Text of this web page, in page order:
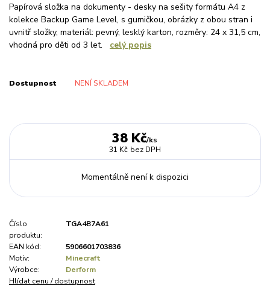
Papírová složka na dokumenty - desky na sešity formátu A4 z
kolekce Backup Game Level, s gumičkou, obrázky z obou stran i
uvnitř složky, materiál: pevný, lesklý karton, rozměry: 24 x 31,5 cm,
vhodná pro děti od 3 let. celý popis
Dostupnost NENÍ SKLADEM
38 Kč/ks
31 Kč bez DPH
Momentálně není k dispozici
Číslo
produktu:
TGA4B7A61
EAN kód:
5906601703836
Motiv:
Minecraft
Výrobce:
Derform
Hlídat cenu / dostupnost